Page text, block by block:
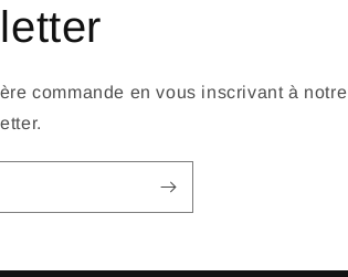
commande en vous inscrivant à notre